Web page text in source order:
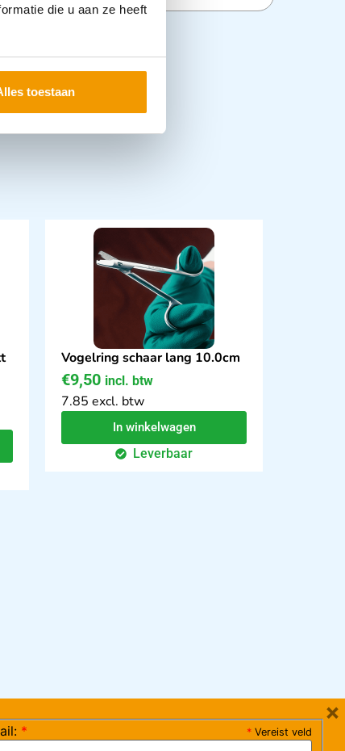
die u aan ze heeft
toestaan
Vogelring schaar lang 10.0cm
€9,50 incl. btw
7.85 excl. btw
In winkelwagen
Leverbaar
* Vereist veld
*
×